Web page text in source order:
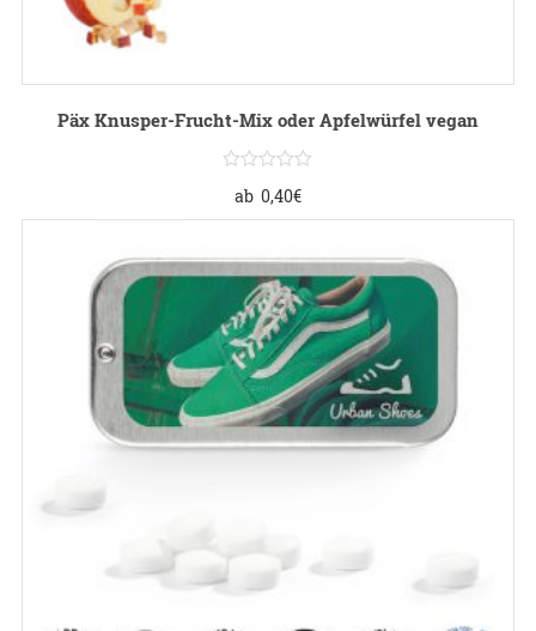
Päx Knusper-Frucht-Mix oder Apfelwürfel vegan
ab 0,40€